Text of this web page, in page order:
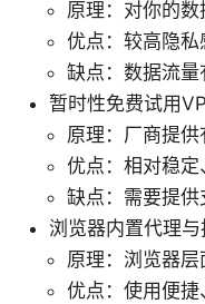
原理：对你的
优点：较高隐私
缺点：数据流
暂时性免费试用
原理：厂商提
优点：相对稳
缺点：需要提供
浏览器内置代理与
原理：浏览器
优点：使用便